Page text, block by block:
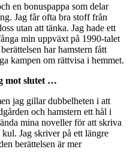
en bonuspappa som delar
Jag får ofta bra stoff från
utan att tänka. Jag hade ett
min uppväxt på 1990-talet
har hamstern fått
kampen om rättvisa i hemmet.
mot slutet …
jag gillar dubbelheten i att
och hamstern ett hål i
mina noveller för att skriva
Jag skriver på ett längre
berättelsen är mer